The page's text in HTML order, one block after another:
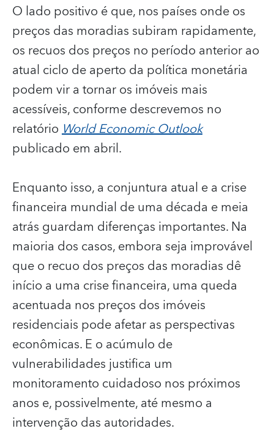
O lado positivo é que, nos países onde os
preços das moradias subiram rapidamente,
os recuos dos preços no período anterior ao
atual ciclo de aperto da política monetária
podem vir a tornar os imóveis mais
acessíveis, conforme descrevemos no
relatórioWorld Economic Outlook
publicado em abril.
Enquanto isso, a conjuntura atual e a crise
financeira mundial de uma década e meia
atrás guardam diferenças importantes. Na
maioria dos casos, embora seja improvável
que o recuo dos preços das moradias dê
início a uma crise financeira, uma queda
acentuada nos preços dos imóveis
residenciais pode afetar as perspectivas
econômicas. E o acúmulo de
vulnerabilidades justifica um
monitoramento cuidadoso nos próximos
anos e, possivelmente, até mesmo a
intervenção das autoridades.